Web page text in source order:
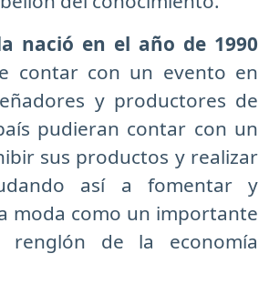
nació en el año de 1990
contar con un evento en
y productores de
pudieran contar con un
sus productos y realizar
así a fomentar y
moda como un importante
renglón de la economía